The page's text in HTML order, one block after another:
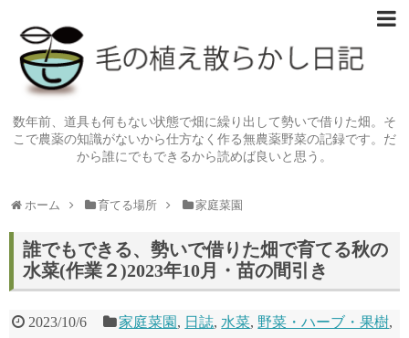
数年前、道具も何もない状態で畑に繰り出して勢いで借りた畑。そ
こで農薬の知識がないから仕方なく作る無農薬野菜の記録です。だ
から誰にでもできるから読めば良いと思う。
ホーム 育てる場所 家庭菜園
誰でもできる、勢いで借りた畑で育てる秋の
水菜(作業２)2023年10月・苗の間引き
2023/10/6 家庭菜園 , 日誌, 水菜, 野菜・ハーブ・果樹,